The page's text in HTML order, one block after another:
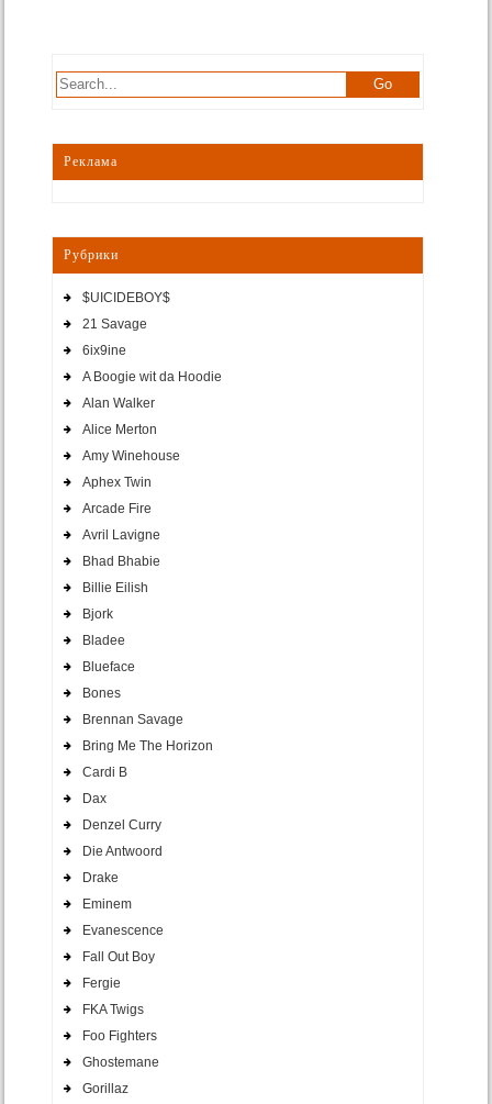
Реклама
Рубрики
$UICIDEBOY$
21 Savage
6ix9ine
A Boogie wit da Hoodie
Alan Walker
Alice Merton
Amy Winehouse
Aphex Twin
Arcade Fire
Avril Lavigne
Bhad Bhabie
Billie Eilish
Bjork
Bladee
Blueface
Bones
Brennan Savage
Bring Me The Horizon
Cardi B
Dax
Denzel Curry
Die Antwoord
Drake
Eminem
Evanescence
Fall Out Boy
Fergie
FKA Twigs
Foo Fighters
Ghostemane
Gorillaz